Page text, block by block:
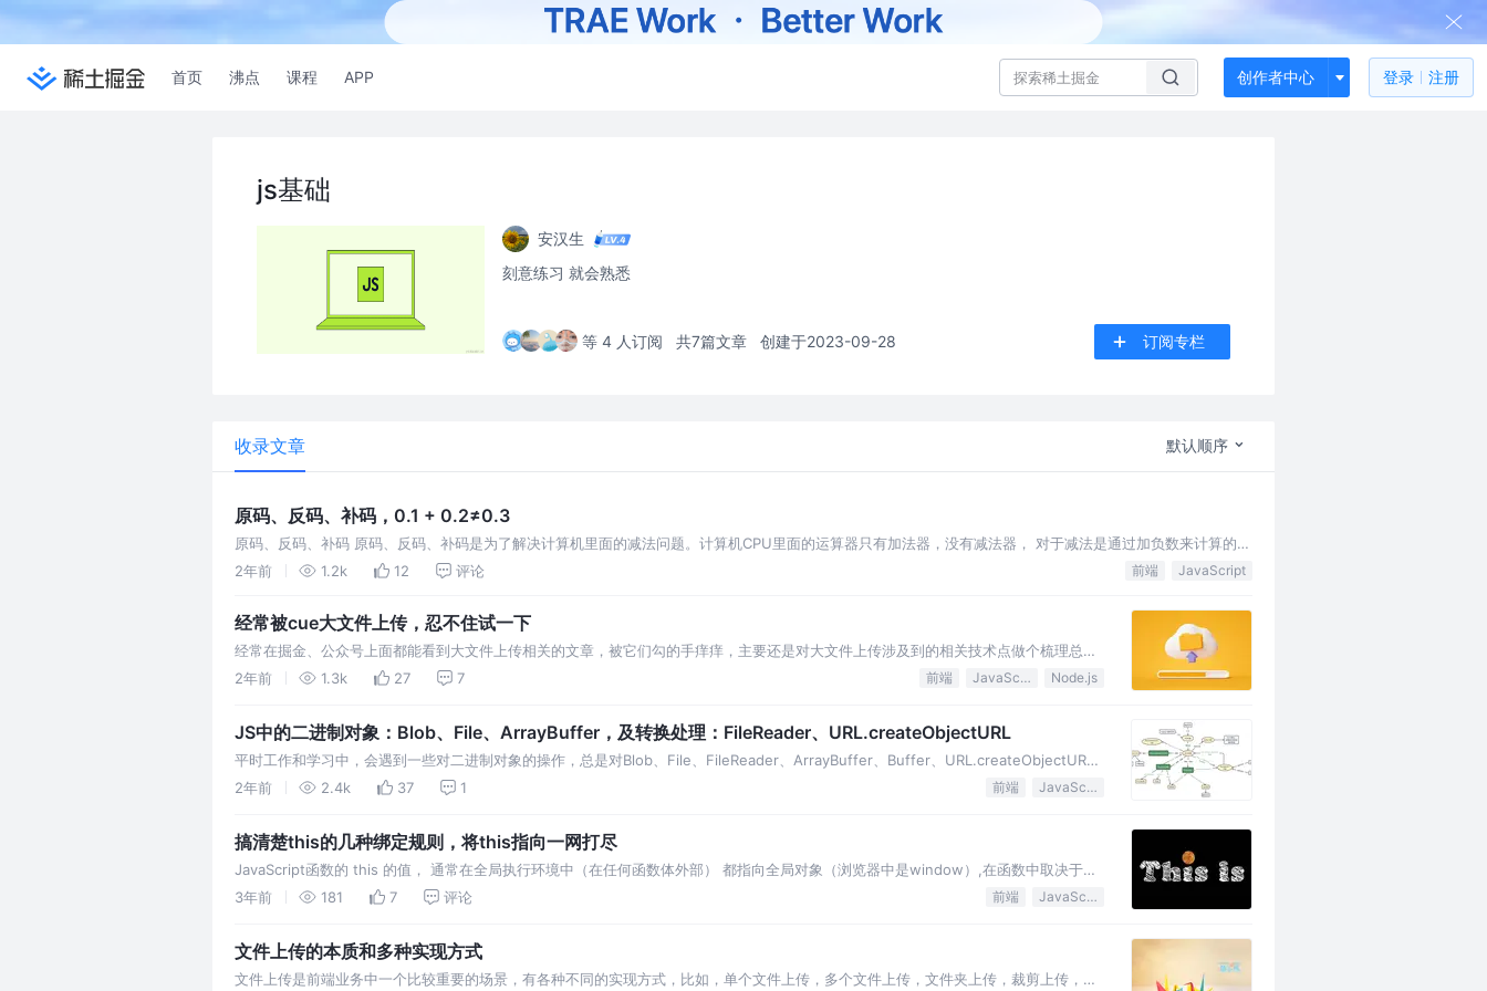
首页 沸点 课程 APP 创作者中心 登录 注册
js基础
安汉生
刻意练习 就会熟悉
等 4 人订阅 共7篇文章 创建于2023-09-28 订阅专栏
收录文章 默认顺序
原码、反码、补码，0.1 + 0.2≠0.3
原码、反码、补码 原码、反码、补码是为了解决计算机里面的减法问题。计算机CPU里面的运算器只有加法器，没有减法器， 对于减法是通过加负数来计算的。
原码 一个数的二进制表示形式，就是原码，这个二进制最
2年前 1.2k 12 评论 前端 JavaScript
经常被cue大文件上传，忍不住试一下
经常在掘金、公众号上面都能看到大文件上传相关的文章，被它们勾的手痒痒，主要还是对大文件上传涉及到的相关技术点做个梳理总
结。 代码地址：https://github.com/Xluo766/ln-lar
2年前 1.3k 27 7 前端 JavaScript Node.js
JS中的二进制对象：Blob、File、ArrayBuffer，及转换处理：FileReader、URL.createObjectURL
平时工作和学习中，会遇到一些对二进制对象的操作，总是对Blob、File、FileReader、ArrayBuffer、Buffer、URL.createObjectURL
等API傻傻分不清，希望通过
2年前 2.4k 37 1 前端 JavaScript
搞清楚this的几种绑定规则，将this指向一网打尽
JavaScript函数的 this 的值， 通常在全局执行环境中（在任何函数体外部） 都指向全局对象（浏览器中是window）,在函数中取决于调
用方式 下面是this的几种绑定规则，搞清楚了在日常开
3年前 181 7 评论 前端 JavaScript
文件上传的本质和多种实现方式
文件上传是前端业务中一个比较重要的场景，有各种不同的实现方式，比如，单个文件上传，多个文件上传，文件夹上传，裁剪上传，大